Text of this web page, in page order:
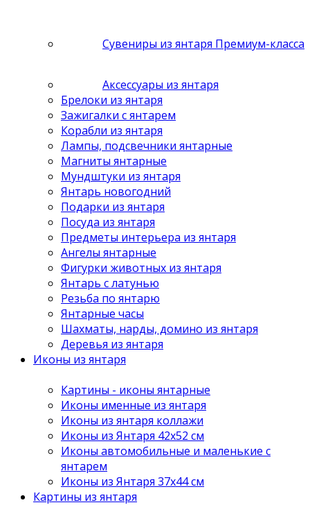
Сувениры из янтаря Премиум-класса
Аксессуары из янтаря
Брелоки из янтаря
Зажигалки с янтарем
Корабли из янтаря
Лампы, подсвечники янтарные
Магниты янтарные
Мундштуки из янтаря
Янтарь новогодний
Подарки из янтаря
Посуда из янтаря
Предметы интерьера из янтаря
Ангелы янтарные
Фигурки животных из янтаря
Янтарь с латунью
Резьба по янтарю
Янтарные часы
Шахматы, нарды, домино из янтаря
Деревья из янтаря
Иконы из янтаря
Картины - иконы янтарные
Иконы именные из янтаря
Иконы из янтаря коллажи
Иконы из Янтаря 42х52 см
Иконы автомобильные и маленькие с
янтарем
Иконы из Янтаря 37х44 см
Картины из янтаря